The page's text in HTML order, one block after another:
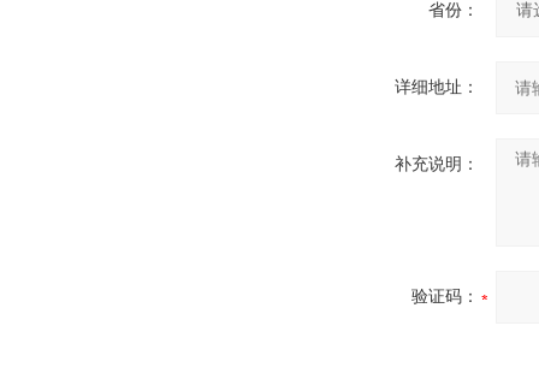
省份：
详细地址：
补充说明：
验证码：